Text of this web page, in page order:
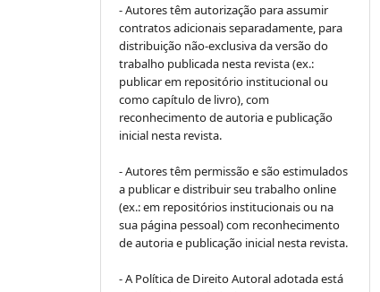
- Autores têm autorização para assumir
contratos adicionais separadamente, para
distribuição não-exclusiva da versão do
trabalho publicada nesta revista (ex.:
publicar em repositório institucional ou
como capítulo de livro), com
reconhecimento de autoria e publicação
inicial nesta revista.
- Autores têm permissão e são estimulados
a publicar e distribuir seu trabalho online
(ex.: em repositórios institucionais ou na
sua página pessoal) com reconhecimento
de autoria e publicação inicial nesta revista.
- A Política de Direito Autoral adotada está